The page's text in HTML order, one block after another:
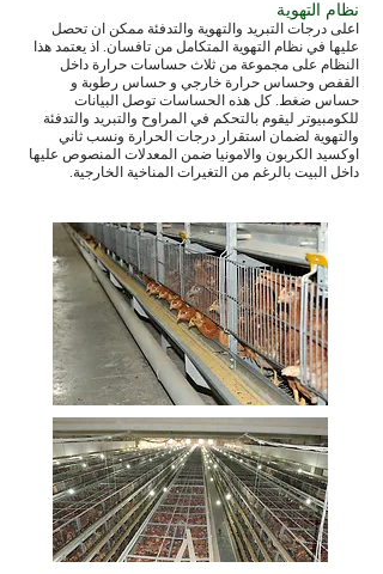
نظام التهوية
اعلى درجات التبريد والتهوية والتدفئة ممكن ان تحصل
عليها في نظام التهوية المتكامل من تافسان. اذ يعتمد هذا
النظام على مجموعة من ثلاث حساسات حرارة داخل
القفص وحساس حرارة خارجي و حساس رطوبة و
حساس ضغط. كل هذه الحساسات توصل البيانات
للكومبيوتر ليقوم بالتحكم في المراوح والتبريد والتدفئة
والتهوية لضمان استقرار درجات الحرارة ونسب ثاني
اوكسيد الكربون والامونيا ضمن المعدلات المنصوص عليها
داخل البيت بالرغم من التغيرات المناخية الخارجية.